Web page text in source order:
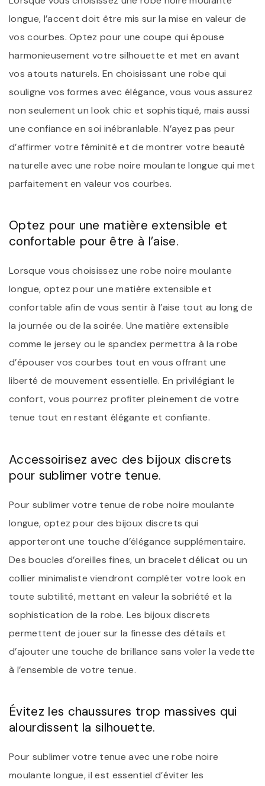
longue, l’accent doit être mis sur la mise en valeur de
vos courbes. Optez pour une coupe qui épouse
harmonieusement votre silhouette et met en avant
vos atouts naturels. En choisissant une robe qui
souligne vos formes avec élégance, vous vous assurez
non seulement un look chic et sophistiqué, mais aussi
une confiance en soi inébranlable. N’ayez pas peur
d’affirmer votre féminité et de montrer votre beauté
naturelle avec une robe noire moulante longue qui met
parfaitement en valeur vos courbes.
Optez pour une matière extensible et
confortable pour être à l’aise.
Lorsque vous choisissez une robe noire moulante
longue, optez pour une matière extensible et
confortable afin de vous sentir à l’aise tout au long de
la journée ou de la soirée. Une matière extensible
comme le jersey ou le spandex permettra à la robe
d’épouser vos courbes tout en vous offrant une
liberté de mouvement essentielle. En privilégiant le
confort, vous pourrez profiter pleinement de votre
tenue tout en restant élégante et confiante.
Accessoirisez avec des bijoux discrets
pour sublimer votre tenue.
Pour sublimer votre tenue de robe noire moulante
longue, optez pour des bijoux discrets qui
apporteront une touche d’élégance supplémentaire.
Des boucles d’oreilles fines, un bracelet délicat ou un
collier minimaliste viendront compléter votre look en
toute subtilité, mettant en valeur la sobriété et la
sophistication de la robe. Les bijoux discrets
permettent de jouer sur la finesse des détails et
d’ajouter une touche de brillance sans voler la vedette
à l’ensemble de votre tenue.
Évitez les chaussures trop massives qui
alourdissent la silhouette.
Pour sublimer votre tenue avec une robe noire
moulante longue, il est essentiel d’éviter les